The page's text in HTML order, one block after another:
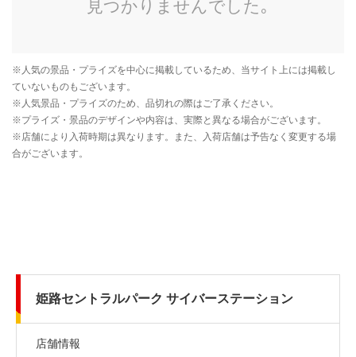
姫路セントラルパーク サイバーステーション
店舗情報